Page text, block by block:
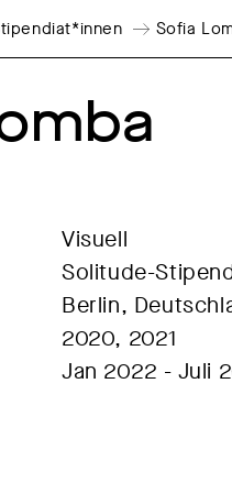
Sofia
Visuell
Solitude-
Berlin,
2020, 2021
Jan 2022 - Juli